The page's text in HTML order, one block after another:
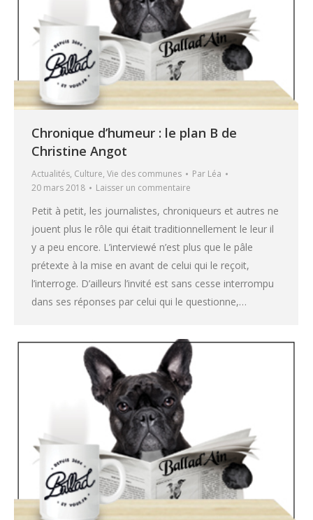
Chronique d’humeur : le plan B de
Christine Angot
Actualités, Culture, Vie des communes Par Léa
20 mars 2018
Laisser un commentaire
Petit à petit, les journalistes, chroniqueurs et autres ne
jouent plus le rôle qui était traditionnellement le leur il
y a peu encore. L’interviewé n’est plus que le pâle
prétexte à la mise en avant de celui qui le reçoit,
l’interroge. D’ailleurs l’invité est sans cesse interrompu
dans ses réponses par celui qui le questionne,…